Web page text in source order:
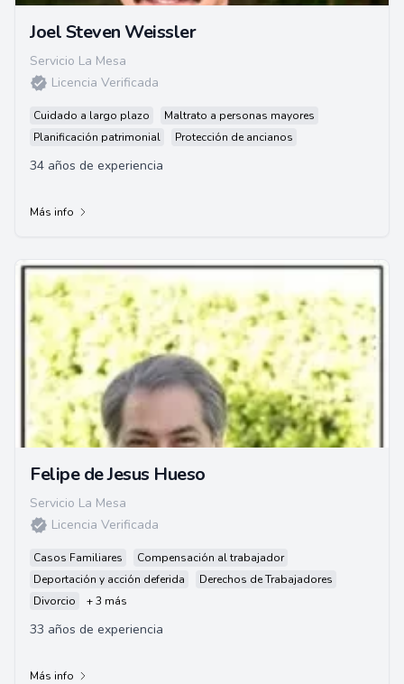
Joel Steven Weissler
Servicio La Mesa
Licencia Verificada
Cuidado a largo plazo
Maltrato a personas mayores
Planificación patrimonial
Protección de ancianos
34 años de experiencia
Más info
Felipe de Jesus Hueso
Servicio La Mesa
Licencia Verificada
Casos Familiares
Compensación al trabajador
Deportación y acción deferida
Derechos de Trabajadores
Divorcio
+ 3 más
33 años de experiencia
Más info